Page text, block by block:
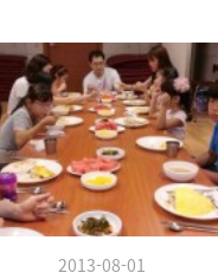
2013-08-01